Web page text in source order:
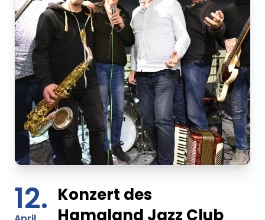
12. Konzert des
Hamaland Jazz Club